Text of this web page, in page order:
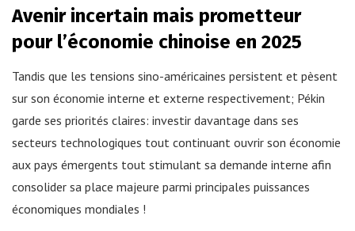
Avenir incertain mais prometteur
pour l’économie chinoise en 2025
Tandis que les tensions sino-américaines persistent et pèsent
sur son économie interne et externe respectivement; Pékin
garde ses priorités claires: investir davantage dans ses
secteurs technologiques tout continuant ouvrir son économie
aux pays émergents tout stimulant sa demande interne afin
consolider sa place majeure parmi principales puissances
économiques mondiales !